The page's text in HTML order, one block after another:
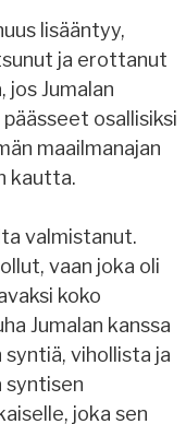
lisääntyy,
ja erottanut
Jumalan
osallisiksi
maailmanajan
kautta.
valmistanut.
vaan joka oli
koko
Jumalan kanssa
vihollista ja
syntisen
joka sen